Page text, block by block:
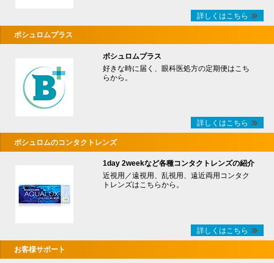
詳しくはこちら
ボシュロムプラス
ボシュロムプラス
好きな時に届く、眼科医処方の定期便はこち
らから。
詳しくはこちら
ボシュロムのコンタクトレンズ
1day 2weekなど各種コンタクトレンズの紹介
近視用／遠視用、乱視用、遠近両用コンタク
トレンズはこちらから。
詳しくはこちら
お客様サポート